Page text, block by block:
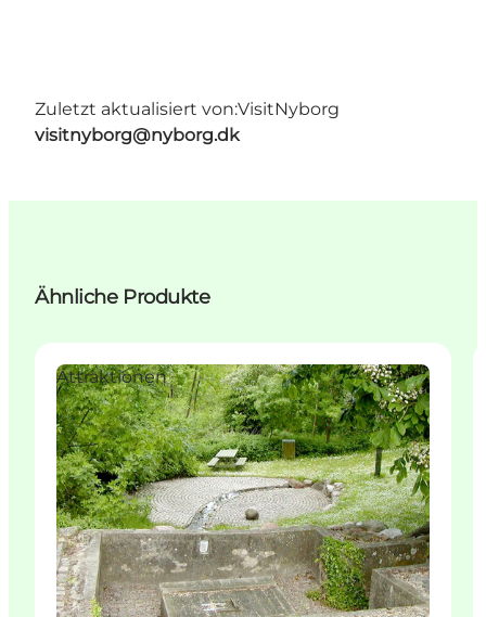
Zuletzt aktualisiert von:VisitNyborg
visitnyborg@nyborg.dk
Ähnliche Produkte
Attraktionen